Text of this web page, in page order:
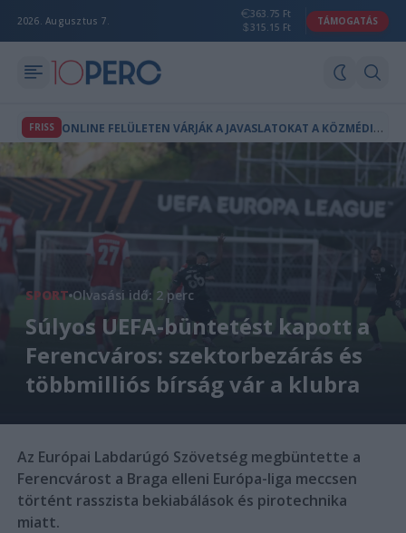
2026. Augusztus 7.
363.75 Ft
315.15 Ft
TÁMOGATÁS
FRISS O
NLINE FELÜLETEN VÁRJÁK A JAVASLATOKAT A KÖZMÉDIA MEGÚJÍTÁSÁHOZ
SPORT Olvasási idő: 2 perc
Súlyos UEFA-büntetést kapott a
Ferencváros: szektorbezárás és
többmilliós bírság vár a klubra
Az Európai Labdarúgó Szövetség megbüntette a
Ferencvárost a Braga elleni Európa-liga meccsen
történt rasszista bekiabálások és pirotechnika
miatt.